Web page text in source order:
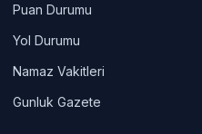
Puan Durumu
Yol Durumu
Namaz Vakitleri
Gunluk Gazete